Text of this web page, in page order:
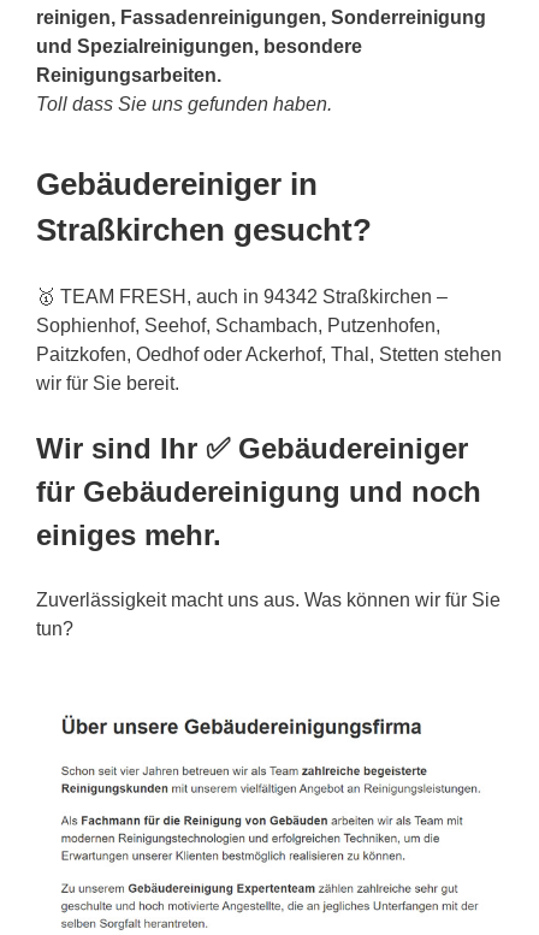
reinigen, Fassadenreinigungen, Sonderreinigung
und Spezialreinigungen, besondere
Reinigungsarbeiten.
Toll dass Sie uns gefunden haben.
Gebäudereiniger in
Straßkirchen gesucht?
🥇 TEAM FRESH, auch in 94342 Straßkirchen –
Sophienhof, Seehof, Schambach, Putzenhofen,
Paitzkofen, Oedhof oder Ackerhof, Thal, Stetten stehen
wir für Sie bereit.
Wir sind Ihr ✅ Gebäudereiniger
für Gebäudereinigung und noch
einiges mehr.
Zuverlässigkeit macht uns aus. Was können wir für Sie
tun?